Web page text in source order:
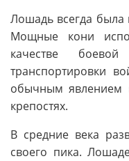
Лошадь всегда была
Мощные кони
качестве
транспортировки
обычным явлением
крепостях.
В средние века
своего пика.